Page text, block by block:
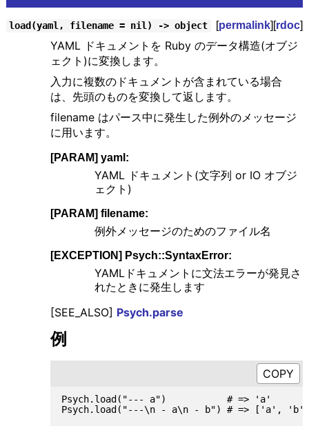
load(yaml, filename = nil) -> object [permalink][rdoc]
YAML ドキュメントを Ruby のデータ構造(オブジ
ェクト)に変換します。
入力に複数のドキュメントが含まれている場合
は、先頭のものを変換して返します。
filename はパース中に発生した例外のメッセージ
に用います。
[PARAM] yaml:
YAML ドキュメント(文字列 or IO オブジ
ェクト)
[PARAM] filename:
例外メッセージのためのファイル名
[EXCEPTION] Psych::SyntaxError:
YAMLドキュメントに文法エラーが発見さ
れたときに発生します
[SEE_ALSO] Psych.parse
例
Psych.load("--- a")           # => 'a'
Psych.load("---\n - a\n - b") # => ['a', 'b']